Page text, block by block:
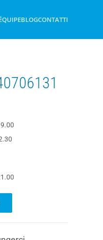
BLOGCONTATTI